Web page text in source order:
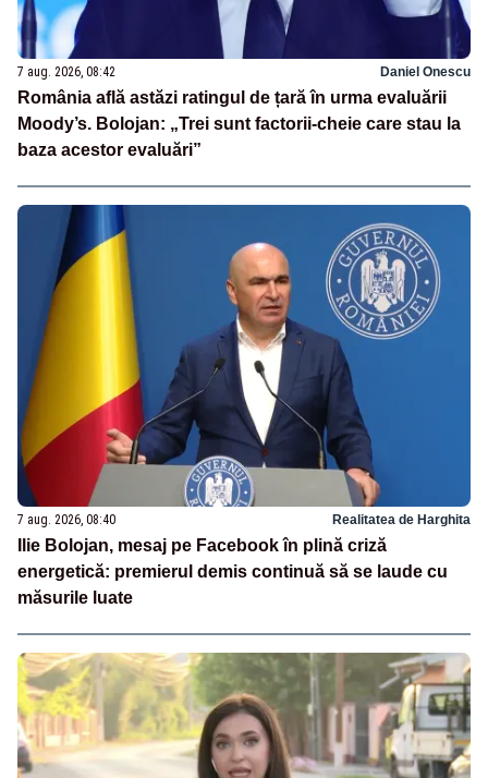
7 aug. 2026, 08:42 Daniel Onescu
România află astăzi ratingul de țară în urma evaluării
Moody’s. Bolojan: „Trei sunt factorii-cheie care stau la
baza acestor evaluări”
7 aug. 2026, 08:40 Realitatea de Harghita
Ilie Bolojan, mesaj pe Facebook în plină criză
energetică: premierul demis continuă să se laude cu
măsurile luate